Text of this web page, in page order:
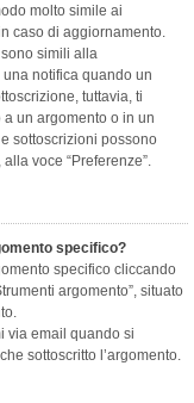
molto simile ai
caso di aggiornamento.
simili alla
notifica quando un
tuttavia, ti
un argomento o in un
sottoscrizioni possono
voce “Preferenze”.
specifico?
specifico cliccando
argomento”, situato
via email quando si
sottoscritto l’argomento.